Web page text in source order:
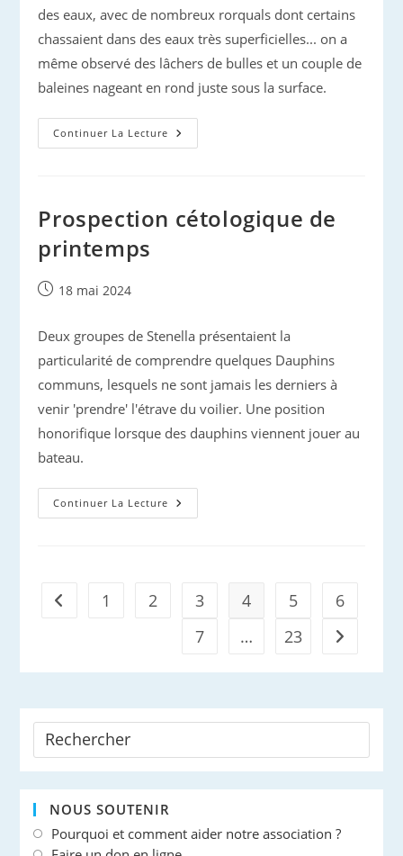
des eaux, avec de nombreux rorquals dont certains
chassaient dans des eaux très superficielles... on a
même observé des lâchers de bulles et un couple de
baleines nageant en rond juste sous la surface.
Continuer La Lecture Prospection
‘Printemps
Prospection cétologique de
printemps
Publication
18 mai 2024
Deux groupes de Stenella présentaient la
particularité de comprendre quelques Dauphins
communs, lesquels ne sont jamais les derniers à
venir 'prendre' l'étrave du voilier. Une position
honorifique lorsque des dauphins viennent jouer au
bateau.
Continuer La Lecture Prospection
Cétologique
Go to the previous page
1 2 3 4 5
6
7
… 23 Aller à la
NOUS SOUTENIR
Pourquoi et comment aider notre association ?